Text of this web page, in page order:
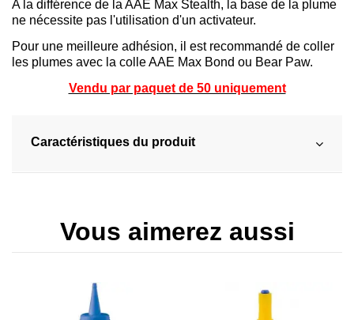
A la différence de la AAE Max Stealth, la base de la plume
ne nécessite pas l'utilisation d'un activateur.
Pour une meilleure adhésion, il est recommandé de coller
les plumes avec la colle AAE Max Bond ou Bear Paw.
Vendu par paquet de 50 uniquement
Caractéristiques du produit
Vous aimerez aussi